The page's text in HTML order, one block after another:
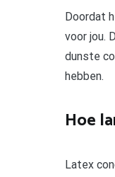
Doordat
voor jou.
dunste
hebben.
Hoe
Latex